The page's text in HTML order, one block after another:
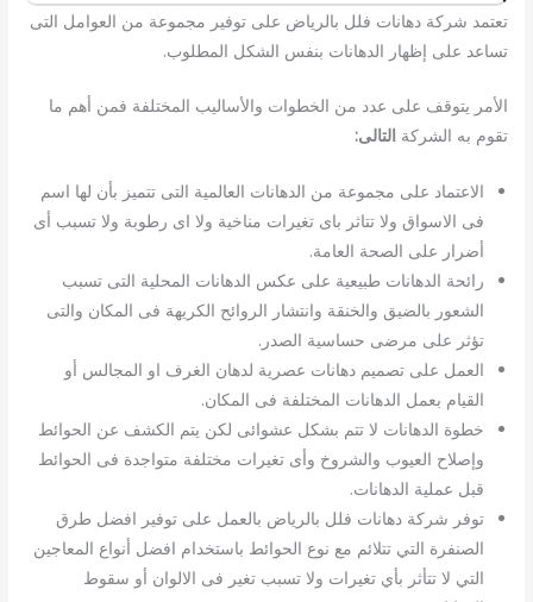
تعتمد شركة دهانات فلل بالرياض على توفير مجموعة من العوامل التى
تساعد على إظهار الدهانات بنفس الشكل المطلوب.
الأمر يتوقف على عدد من الخطوات والأساليب المختلفة فمن أهم ما
تقوم به الشركة التالى:
الاعتماد على مجموعة من الدهانات العالمية التى تتميز بأن لها اسم
فى الاسواق ولا تتاثر باى تغيرات مناخية ولا اى رطوبة ولا تسبب أى
أضرار على الصحة العامة.
رائحة الدهانات طبيعية على عكس الدهانات المحلية التى تسبب
الشعور بالضيق والخنقة وانتشار الروائح الكريهة فى المكان والتى
تؤثر على مرضى حساسية الصدر.
العمل على تصميم دهانات عصرية لدهان الغرف او المجالس أو
القيام بعمل الدهانات المختلفة فى المكان.
خطوة الدهانات لا تتم بشكل عشوائى لكن يتم الكشف عن الحوائط
وإصلاح العيوب والشروخ وأى تغيرات مختلفة متواجدة فى الحوائط
قبل عملية الدهانات.
توفر شركة دهانات فلل بالرياض بالعمل على توفير افضل طرق
الصنفرة التي تتلائم مع نوع الحوائط باستخدام افضل أنواع المعاجين
التي لا تتأثر بأي تغيرات ولا تسبب تغير فى الالوان أو سقوط